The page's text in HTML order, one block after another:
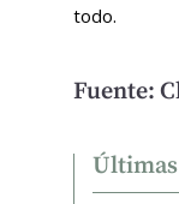
todo.
Fuente: